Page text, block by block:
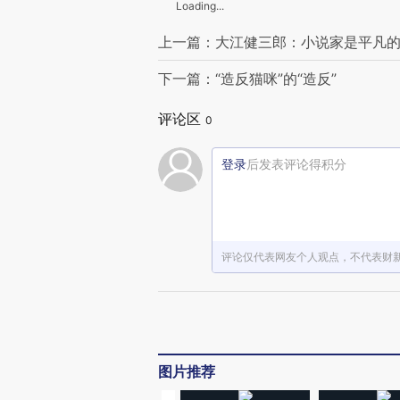
Loading...
上一篇：大江健三郎：小说家是平凡的
下一篇：“造反猫咪”的“造反”
评论区 0
登录后发表评论得积分
评论仅代表网友个人观点，不代表财
图片推荐